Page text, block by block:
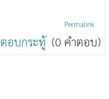
Permalink
ตอบกระทู้ (0 คำตอบ)